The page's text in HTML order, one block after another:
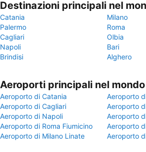
Destinazioni principali nel
Catania
Milano
Palermo
Roma
Cagliari
Olbia
Napoli
Bari
Brindisi
Alghero
Aeroporti principali nel mondo
Aeroporto di Catania
Aeroporto
Aeroporto di Cagliari
Aeroporto
Aeroporto di Napoli
Aeroporto
Aeroporto di Roma Fiumicino
Aeroporto
Aeroporto di Milano Linate
Aeroporto